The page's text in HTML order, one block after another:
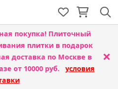
покупка! Плиточный
плитки в подарок
доставка по Москве в
от 10000 руб. условия
×